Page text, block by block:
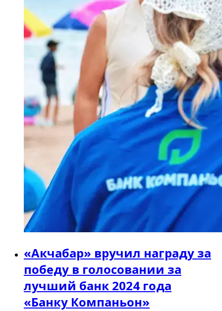
«Акчабар» вручил награду за
победу в голосовании за
лучший банк 2024 года
«Банку Компаньон»